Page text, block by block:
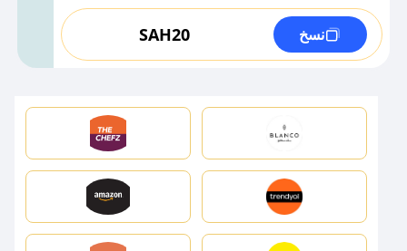
SAH20 نسخ